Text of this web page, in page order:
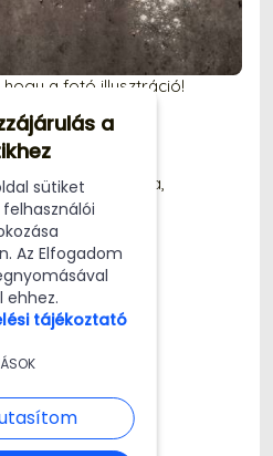
a fotó illusztráció!
jalapeno paprika,
a
sütiket
Az Elfogadom
ehhez.
tájékoztató